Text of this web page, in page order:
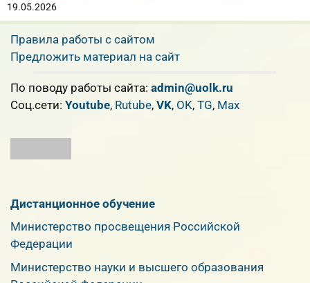
19.05.2026
Правила работы с сайтом
Предложить материал на сайт
По поводу работы сайта: admin@uolk.ru
Cоц.сети: Youtube, Rutube, VK, OK, TG, Max
Федерации
Российской Федерации